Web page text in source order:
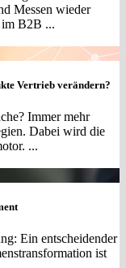
Messen wieder
im B2B ...
Vertrieb verändern?
Immer mehr
Dabei wird die
...
Ein entscheidender
ist